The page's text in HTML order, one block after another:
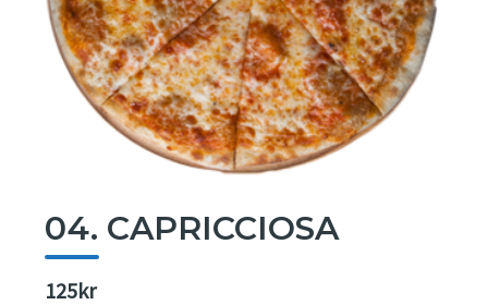
04. CAPRICCIOSA
125kr